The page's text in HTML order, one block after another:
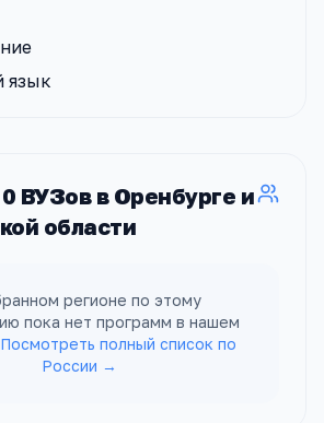
язык
0 ВУЗов в Оренбурге и
области
регионе по этому
пока нет программ в нашем
Посмотреть полный список по
России →